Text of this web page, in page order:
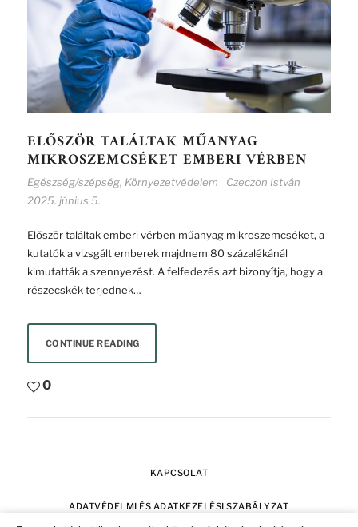
ELŐSZÖR TALÁLTAK MŰANYAG
MIKROSZEMCSÉKET EMBERI VÉRBEN
Egészség/szépség, Környezetvédelem - Czeczon István -
2025. június 5.
Először találtak emberi vérben műanyag mikroszemcséket, a
kutatók a vizsgált emberek majdnem 80 százalékánál
kimutatták a szennyezést. A felfedezés azt bizonyítja, hogy a
részecskék terjednek…
CONTINUE READING
0
KAPCSOLAT
ADATVÉDELMI ÉS ADATKEZELÉSI SZABÁLYZAT